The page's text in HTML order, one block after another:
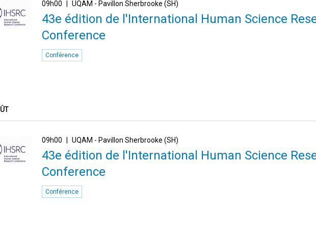
09h00 UQAM - Pavillon Sherbrooke (SH)
43e édition de l'International Human Science
Conference
Conférence
09h00 UQAM - Pavillon Sherbrooke (SH)
43e édition de l'International Human Science
Conference
Conférence